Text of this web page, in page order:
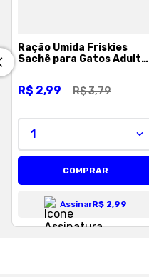
Ração Úmida Friskies
Sachê para Gatos Adultos
85g
R$3,79
R$ 2,99
1
COMPRAR
AssinarR$ 2,99